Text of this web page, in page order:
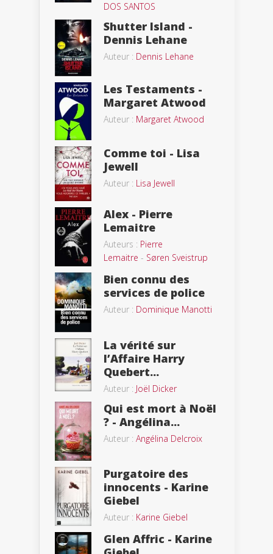
DOS SANTOS
Shutter Island -
Dennis Lehane
Auteur : Dennis Lehane
Les Testaments -
Margaret Atwood
Auteur : Margaret Atwood
Comme toi - Lisa
Jewell
Auteur : Lisa Jewell
Alex - Pierre
Lemaitre
Auteurs : Pierre
Lemaitre - Søren Sveistrup
Bien connu des
services de police
Auteur : Dominique Manotti
La vérité sur
l’Affaire Harry
Quebert...
Auteur : Joël Dicker
Qui est mort à Noël
? - Angélina...
Auteur : Angélina Delcroix
Purgatoire des
innocents - Karine
Giebel
Auteur : Karine Giebel
Glen Affric - Karine